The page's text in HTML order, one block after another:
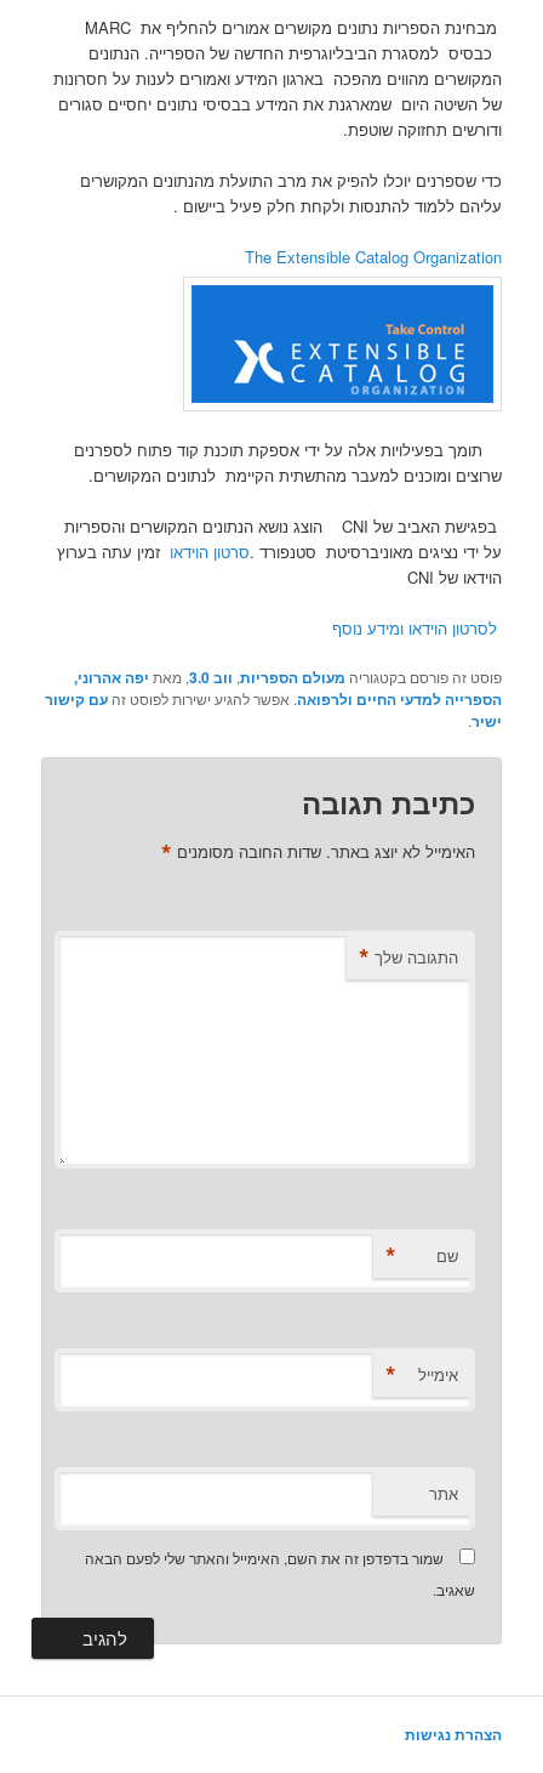
מבחינת הספריות נתונים מקושרים אמורים להחליף את MARC
כבסיס למסגרת הביבליוגרפית החדשה של הספרייה. הנתונים
המקושרים מהווים מהפכה בארגון המידע ואמורים לענות על חסרונות
של השיטה היום שמארגנת את המידע בבסיסי נתונים יחסיים סגורים
ודורשים תחזוקה שוטפת.
כדי שספרנים יוכלו להפיק את מרב התועלת מהנתונים המקושרים
עליהם ללמוד להתנסות ולקחת חלק פעיל ביישום .
The Extensible Catalog Organization
תומך בפעילויות אלה על ידי אספקת תוכנת קוד פתוח לספרנים
שרוצים ומוכנים למעבר מהתשתית הקיימת לנתונים המקושרים.
בפגישת האביב של CNI הוצג נושא הנתונים המקושרים והספריות
על ידי נציגים מאוניברסיטת סטנפורד .סרטון הוידאוזמין עתה בערוץ
הוידאו של CNI
לסרטון הוידאו ומידע נוסף
פוסט זה פורסם בקטגוריה מעולם הספריות, ווב 3.0 , מאת יפה אהרוני,
הספרייה למדעי החיים ולרפואה. אפשר להגיע ישירות לפוסט זהעם קישור
ישיר.
כתיבת תגובה
האימייל לא יוצג באתר. שדות החובה מסומנים *
התגובה שלך *
שם *
אימייל *
אתר
שמור בדפדפן זה את השם, האימייל והאתר שלי לפעם הבאה
שאגיב.
הצהרת נגישות